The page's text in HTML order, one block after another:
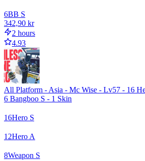
6BB S
342,90 kr
2 hours
4.93
All Platform - Asia - Mc Wise - Lv57 - 16
6 Bangboo S - 1 Skin
16Hero S
12Hero A
8Weapon S